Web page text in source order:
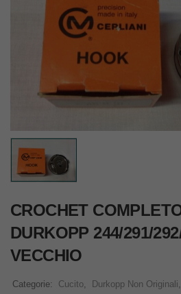
CROCHET
DURKOPP 244/291/
VECCHIO
Categorie: Cucito Durkopp Non Originali